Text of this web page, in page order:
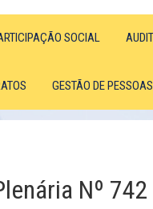
SOCIAL
GESTÃO DE PESSOAS
Nº